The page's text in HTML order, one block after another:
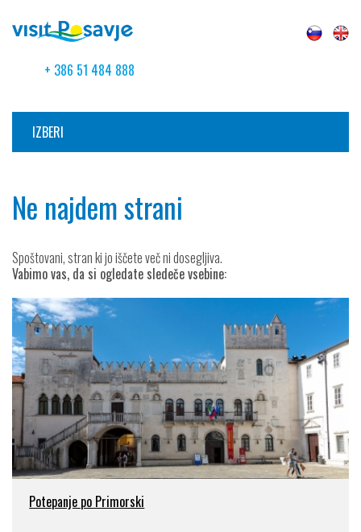
+ 386 51 484 888
IZBERI
Ne najdem strani
Spoštovani, stran ki jo iščete več ni dosegljiva.
Vabimo vas, da si ogledate sledeče vsebine:
Potepanje po Primorski